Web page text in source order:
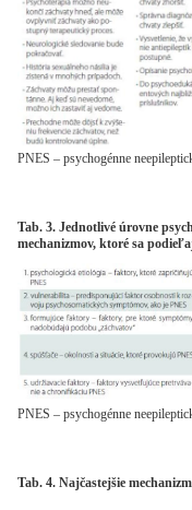
PNES – psychogénne
Tab. 3. Jednotlivé úrovne
mechanizmov, ktoré sa
PNES – psychogénne
Tab. 4. Najčastejšie